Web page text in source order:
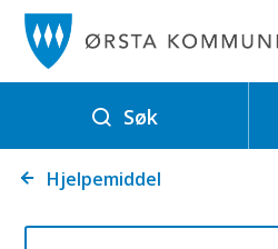
Søk
Du
her:
Hjelpemiddel